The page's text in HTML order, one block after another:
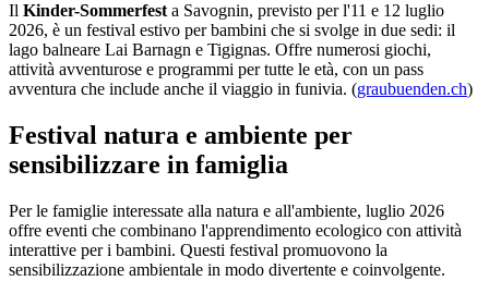
Il Kinder-Sommerfest a Savognin, previsto per l'11 e 12 luglio
2026, è un festival estivo per bambini che si svolge in due sedi: il
lago balneare Lai Barnagn e Tigignas. Offre numerosi giochi,
attività avventurose e programmi per tutte le età, con un pass
avventura che include anche il viaggio in funivia. (graubuenden.ch)
Festival natura e ambiente per
sensibilizzare in famiglia
Per le famiglie interessate alla natura e all'ambiente, luglio 2026
offre eventi che combinano l'apprendimento ecologico con attività
interattive per i bambini. Questi festival promuovono la
sensibilizzazione ambientale in modo divertente e coinvolgente.